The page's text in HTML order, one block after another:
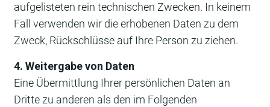
aufgelisteten rein technischen Zwecken. In keinem
Fall verwenden wir die erhobenen Daten zu dem
Zweck, Rückschlüsse auf Ihre Person zu ziehen.
4. Weitergabe von Daten
Eine Übermittlung Ihrer persönlichen Daten an
Dritte zu anderen als den im Folgenden